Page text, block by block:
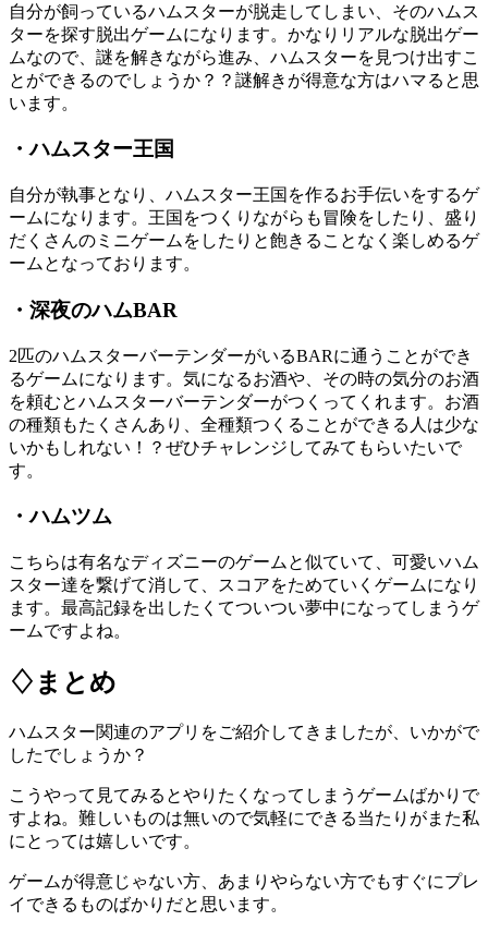
自分が飼っているハムスターが脱走してしまい、そのハムス
ターを探す脱出ゲームになります。かなりリアルな脱出ゲー
ムなので、謎を解きながら進み、ハムスターを見つけ出すこ
とができるのでしょうか？？謎解きが得意な方はハマると思
います。
・ハムスター王国
自分が執事となり、ハムスター王国を作るお手伝いをするゲ
ームになります。王国をつくりながらも冒険をしたり、盛り
だくさんのミニゲームをしたりと飽きることなく楽しめるゲ
ームとなっております。
・深夜のハムBAR
2匹のハムスターバーテンダーがいるBARに通うことができ
るゲームになります。気になるお酒や、その時の気分のお酒
を頼むとハムスターバーテンダーがつくってくれます。お酒
の種類もたくさんあり、全種類つくることができる人は少な
いかもしれない！？ぜひチャレンジしてみてもらいたいで
す。
・ハムツム
こちらは有名なディズニーのゲームと似ていて、可愛いハム
スター達を繋げて消して、スコアをためていくゲームになり
ます。最高記録を出したくてついつい夢中になってしまうゲ
ームですよね。
♢まとめ
ハムスター関連のアプリをご紹介してきましたが、いかがで
したでしょうか？
こうやって見てみるとやりたくなってしまうゲームばかりで
すよね。難しいものは無いので気軽にできる当たりがまた私
にとっては嬉しいです。
ゲームが得意じゃない方、あまりやらない方でもすぐにプレ
イできるものばかりだと思います。